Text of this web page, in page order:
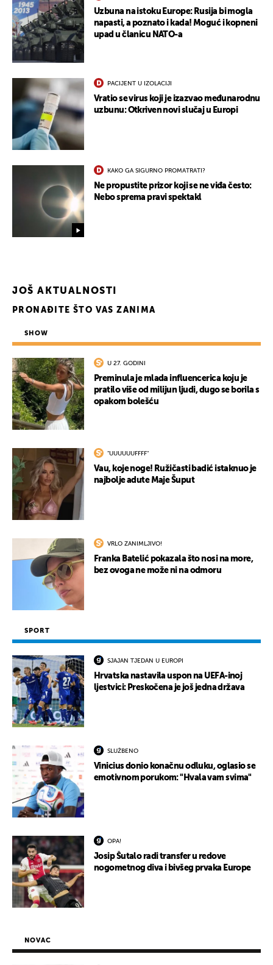
Uzbuna na istoku Europe: Rusija bi mogla
napasti, a poznato i kada! Moguć i kopneni
upad u članicu NATO-a
PACIJENT U IZOLACIJI
Vratio se virus koji je izazvao međunarodnu
uzbunu: Otkriven novi slučaj u Europi
KAKO GA SIGURNO PROMATRATI?
Ne propustite prizor koji se ne viđa često:
Nebo sprema pravi spektakl
JOŠ AKTUALNOSTI
PRONAĐITE ŠTO VAS ZANIMA
SHOW
U 27. GODINI
Preminula je mlada influencerica koju je
pratilo više od milijun ljudi, dugo se borila s
opakom bolešću
"UUUUUUFFFF"
Vau, koje noge! Ružičasti badić istaknuo je
najbolje adute Maje Šuput
VRLO ZANIMLJIVO!
Franka Batelić pokazala što nosi na more,
bez ovoga ne može ni na odmoru
SPORT
SJAJAN TJEDAN U EUROPI
Hrvatska nastavila uspon na UEFA-inoj
ljestvici: Preskočena je još jedna država
SLUŽBENO
Vinicius donio konačnu odluku, oglasio se
emotivnom porukom: "Hvala vam svima"
OPA!
Josip Šutalo radi transfer u redove
nogometnog diva i bivšeg prvaka Europe
NOVAC
UKLJUČITE NOTIFIKACIJE